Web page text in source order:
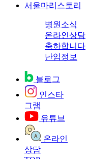
서울마리스토리
병원소식
온라인상담
축하합니다
난임정보
블로그
인스타
그램
유튜브
온라인
상담